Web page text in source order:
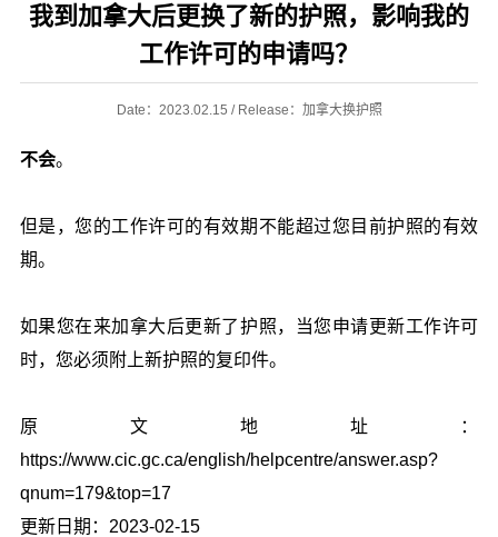
我到加拿大后更换了新的护照，影响我的
工作许可的申请吗？
Date：2023.02.15 / Release：加拿大换护照
不会。
但是，您的工作许可的有效期不能超过您目前护照的有效
期。
如果您在来加拿大后更新了护照，当您申请更新工作许可
时，您必须附上新护照的复印件。
原文地址：
https://www.cic.gc.ca/english/helpcentre/answer.asp?
qnum=179&top=17
更新日期：2023-02-15